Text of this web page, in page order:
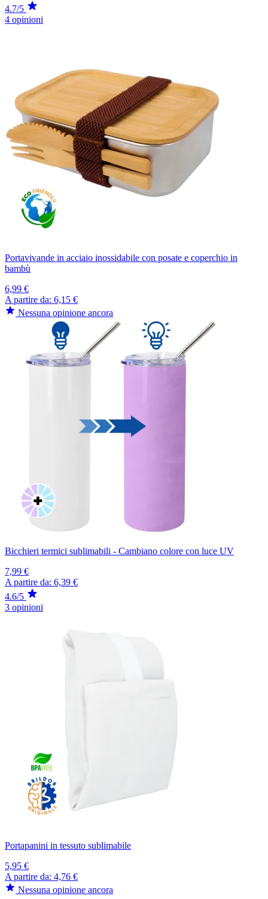
4.7/5
4 opinioni
Portavivande in acciaio inossidabile con posate e coperchio in
bambù
6,99 €
A partire da: 6,15 €
Nessuna opinione ancora
Bicchieri termici sublimabili - Cambiano colore con luce UV
7,99 €
A partire da: 6,39 €
4.6/5
3 opinioni
Portapanini in tessuto sublimabile
5,95 €
A partire da: 4,76 €
Nessuna opinione ancora